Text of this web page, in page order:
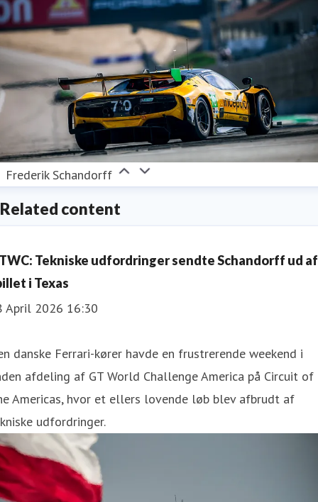
Frederik Schandorff
Related content
Tekniske udfordringer sendte Schandorff ud af
i Texas
April 2026 16:30
danske Ferrari-kører havde en frustrerende weekend i
afdeling af GT World Challenge America på Circuit of
Americas, hvor et ellers lovende løb blev afbrudt af
udfordringer.